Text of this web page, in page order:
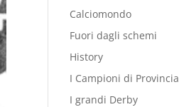
Calciomondo
Fuori dagli schemi
History
I Campioni di Provincia
I grandi Derby